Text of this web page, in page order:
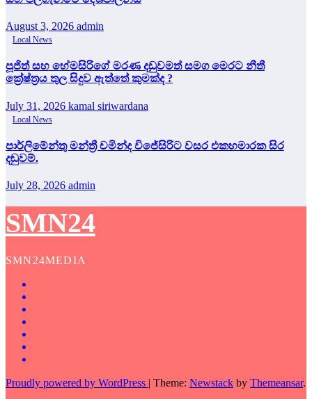
August 3, 2026 admin
Local News
පූජිත් සහ හේමසිරිගේ මරණ දඩුවමත් සමග මෙරට නීතී
ක්‍රේෂ්ත්‍රය තුල සිදුව ඇත්තේ කුමක්ද ?
July 31, 2026 kamal siriwardana
Local News
පාර්ලිමේන්තු මන්ත්‍රී චමින්ද විජේසිරිට වසර එකහමාරක සිර
දඬුවම්.
July 28, 2026 admin
SMN24
SMN24MEDIA
Proudly powered by WordPress | Theme: Newstack by Themeansar.